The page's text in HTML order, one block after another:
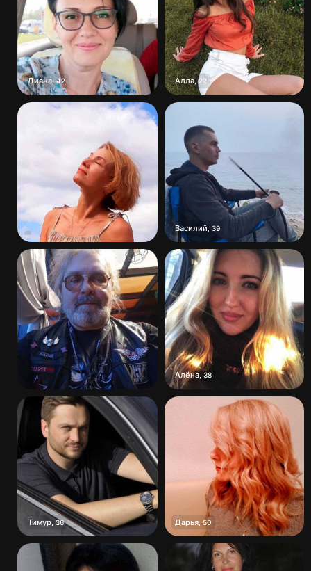
Диана ,42 Алла,22
Василий 39
Алёна, 38
Тимур 36 Дарья, 50